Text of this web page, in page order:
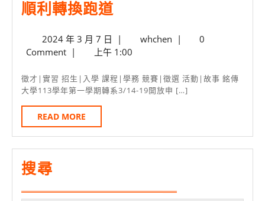
順利轉換跑道
校
轉
系
填
3
2024 年 3 月 7 日 2024
年
月
7
| whchenwhchen
|
0
Comment | 上午 1:00
徵才|實習 招生|入學 課程|學務 競賽|徵選 活動|故事 銘傳
大學113學年第一學期轉系3/14-19開放申 […]
READ MORE
MORE
搜尋